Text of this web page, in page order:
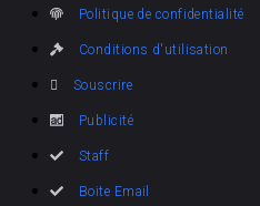
Politique de confidentialité
Conditions d'utilisation
Souscrire
Publicité
Staff
Boite Email